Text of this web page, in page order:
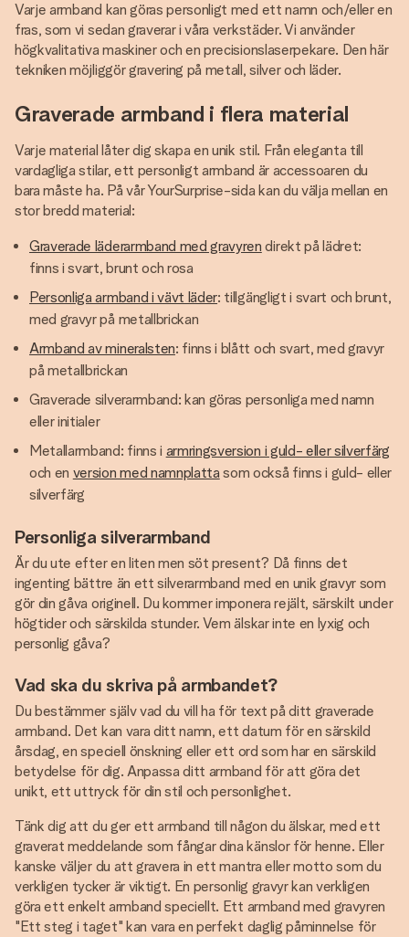
Varje armband kan göras personligt med ett namn och/eller en
fras, som vi sedan graverar i våra verkstäder. Vi använder
högkvalitativa maskiner och en precisionslaserpekare. Den här
tekniken möjliggör gravering på metall, silver och läder.
Graverade armband i flera material
Varje material låter dig skapa en unik stil. Från eleganta till
vardagliga stilar, ett personligt armband är accessoaren du
bara måste ha. På vår YourSurprise-sida kan du välja mellan en
stor bredd material:
Graverade läderarmband med gravyren direkt på lädret:
finns i svart, brunt och rosa
Personliga armband i vävt läder: tillgängligt i svart och brunt,
med gravyr på metallbrickan
Armband av mineralsten: finns i blått och svart, med gravyr
på metallbrickan
Graverade silverarmband: kan göras personliga med namn
eller initialer
Metallarmband: finns i armringsversion i guld- eller silverfärg
och en version med namnplatta som också finns i guld- eller
silverfärg
Personliga silverarmband
Är du ute efter en liten men söt present? Då finns det
ingenting bättre än ett silverarmband med en unik gravyr som
gör din gåva originell. Du kommer imponera rejält, särskilt under
högtider och särskilda stunder. Vem älskar inte en lyxig och
personlig gåva?
Vad ska du skriva på armbandet?
Du bestämmer själv vad du vill ha för text på ditt graverade
armband. Det kan vara ditt namn, ett datum för en särskild
årsdag, en speciell önskning eller ett ord som har en särskild
betydelse för dig. Anpassa ditt armband för att göra det
unikt, ett uttryck för din stil och personlighet.
Tänk dig att du ger ett armband till någon du älskar, med ett
graverat meddelande som fångar dina känslor för henne. Eller
kanske väljer du att gravera in ett mantra eller motto som du
verkligen tycker är viktigt. En personlig gravyr kan verkligen
göra ett enkelt armband speciellt. Ett armband med gravyren
"Ett steg i taget" kan vara en perfekt daglig påminnelse för